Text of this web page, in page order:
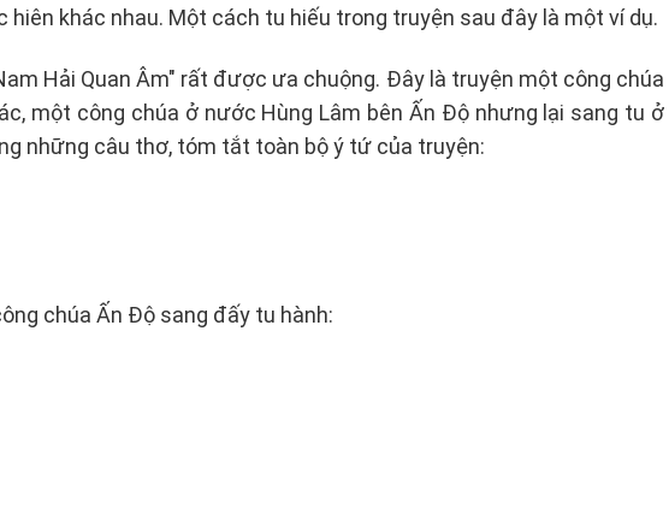
khác nhau. Một cách tu hiếu trong truyện sau đây là một ví dụ.
Hải Quan Âm" rất được ưa chuộng. Đây là truyện một công chúa
một công chúa ở nước Hùng Lâm bên Ấn Độ nhưng lại sang tu ở
những câu thơ, tóm tắt toàn bộ ý tứ của truyện:
chúa Ấn Độ sang đấy tu hành: